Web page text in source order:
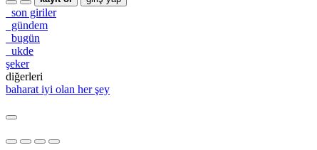
son giriler
gündem
bugün
ukde
şeker
diğerleri
baharat iyi olan her şey